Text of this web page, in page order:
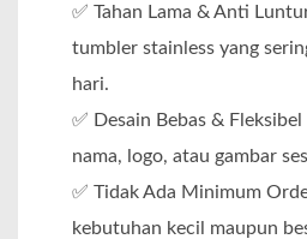
✅ Tahan Lama & Anti
tumbler stainless yang
hari.
✅ Desain Bebas &
nama, logo, atau gambar
✅ Tidak Ada Minimum
kebutuhan kecil maupun